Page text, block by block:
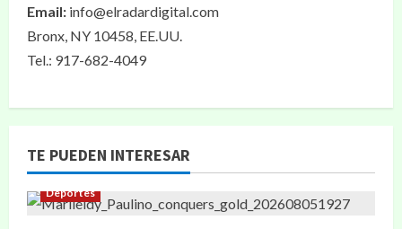
Email: info@elradardigital.com
Bronx, NY 10458, EE.UU.
Tel.: 917-682-4049
TE PUEDEN INTERESAR
Deportes